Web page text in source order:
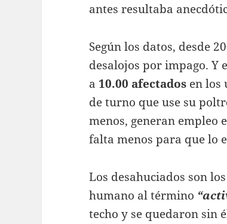
antes resultaba
Según los datos, desde
desalojos por impago. Y
a 10.00 afectados en los
de turno que use su
menos, generan empleo
falta menos para que lo
Los desahuciados son los
humano al término
techo y se quedaron sin